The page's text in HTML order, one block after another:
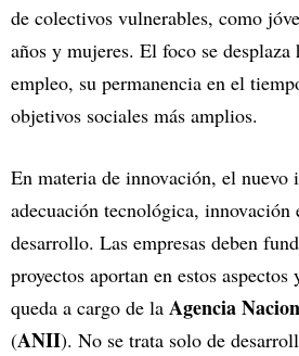
de colectivos vulnerables, como
años y mujeres. El foco se
empleo, su permanencia en el
objetivos sociales más amplios.
En materia de innovación, el nuevo
adecuación tecnológica, innovación
desarrollo. Las empresas deben
proyectos aportan en estos
queda a cargo de la Agencia
(ANII). No se trata solo de